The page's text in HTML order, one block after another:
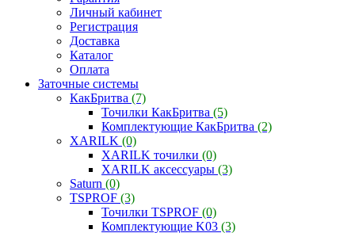
Личный кабинет
Регистрация
Доставка
Каталог
Оплата
Заточные системы
КакБритва (7)
Точилки КакБритва (5)
Комплектующие КакБритва (2)
XARILK (0)
XARILK точилки (0)
XARILK аксессуары (3)
Saturn (0)
TSPROF (3)
Точилки TSPROF (0)
Комплектующие K03 (3)